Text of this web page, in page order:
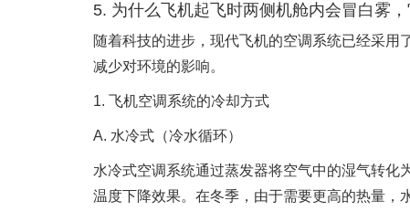
5. 为什么飞机起飞时两侧机舱内会冒白雾
随着科技的进步，现代飞机的空调系统已经采用
减少对环境的影响。
1. 飞机空调系统的冷却方式
A. 水冷式（冷水循环）
水冷式空调系统通过蒸发器将空气中的湿气转
温度下降效果。在冬季，由于需要更高的热量，